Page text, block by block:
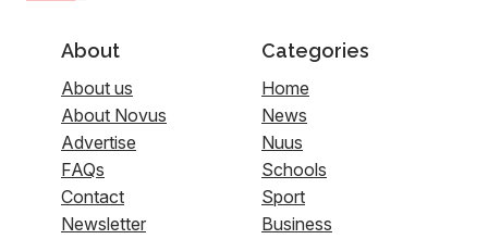
About
About us
About Novus
Advertise
FAQs
Contact
Newsletter
Categories
Home
News
Nuus
Schools
Sport
Business